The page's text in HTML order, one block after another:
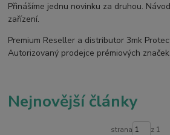
Přinášíme jednu novinku za druhou.
zařízení.
Premium Reseller a distributor 3mk
Autorizovaný prodejce prémiových značek.
Nejnovější články
strana z 1